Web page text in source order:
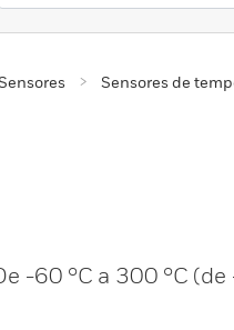
Sensores de
-60 °C a 300 °C